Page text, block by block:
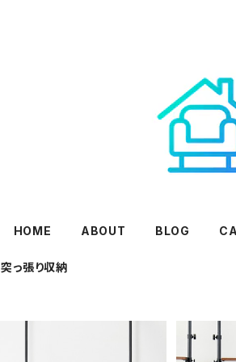
HOME ABOUT BLOG
突っ張り収納